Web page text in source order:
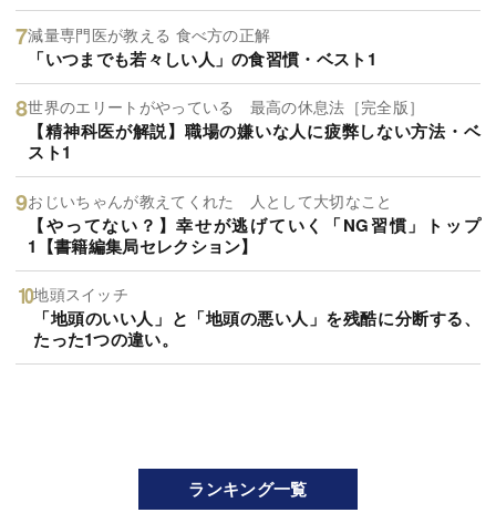
減量専門医が教える 食べ方の正解
「いつまでも若々しい人」の食習慣・ベスト1
世界のエリートがやっている 最高の休息法［完全版］
【精神科医が解説】職場の嫌いな人に疲弊しない方法・ベ
スト1
おじいちゃんが教えてくれた 人として大切なこと
【やってない？】幸せが逃げていく「NG習慣」トップ
1【書籍編集局セレクション】
地頭スイッチ
「地頭のいい人」と「地頭の悪い人」を残酷に分断する、
たった1つの違い。
ランキング一覧